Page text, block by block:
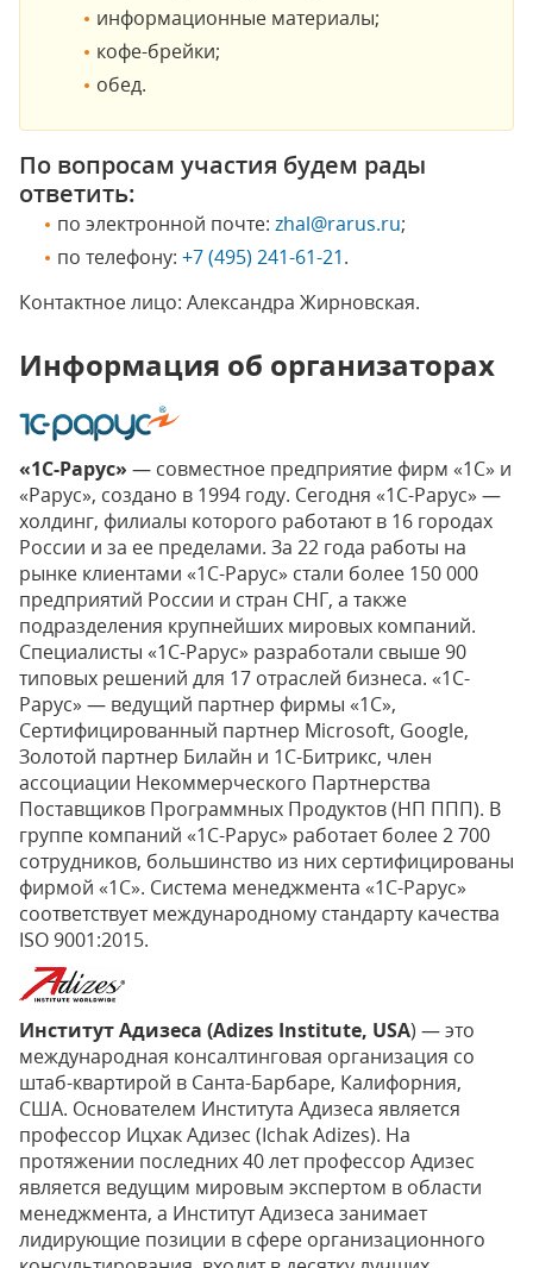
информационные материалы;
кофе-брейки;
обед.
По вопросам участия будем рады
ответить:
по электронной почте: zhal@rarus.ru;
по телефону: +7 (495) 241-61-21.
Контактное лицо: Александра Жирновская.
Информация об организаторах
«1С-Рарус» — совместное предприятие фирм «1С» и
«Рарус», создано в 1994 году. Сегодня «1С-Рарус» —
холдинг, филиалы которого работают в 16 городах
России и за ее пределами. За 22 года работы на
рынке клиентами «1С-Рарус» стали более 150 000
предприятий России и стран СНГ, а также
подразделения крупнейших мировых компаний.
Специалисты «1С-Рарус» разработали свыше 90
типовых решений для 17 отраслей бизнеса. «1С-
Рарус» — ведущий партнер фирмы «1С»,
Сертифицированный партнер Microsoft, Google,
Золотой партнер Билайн и 1С-Битрикс, член
ассоциации Некоммерческого Партнерства
Поставщиков Программных Продуктов (НП ППП). В
группе компаний «1С-Рарус» работает более 2 700
сотрудников, большинство из них сертифицированы
фирмой «1С». Система менеджмента «1С-Рарус»
соответствует международному стандарту качества
ISO 9001:2015.
Институт Адизеса (Adizes Institute, USA) — это
международная консалтинговая организация со
штаб-квартирой в Санта-Барбаре, Калифорния,
США. Основателем Института Адизеса является
профессор Ицхак Адизес (Ichak Adizes). На
протяжении последних 40 лет профессор Адизес
является ведущим мировым экспертом в области
менеджмента, а Институт Адизеса занимает
лидирующие позиции в сфере организационного